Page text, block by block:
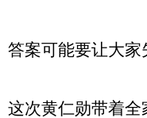
答案可能要让大
这次黄仁勋带着全